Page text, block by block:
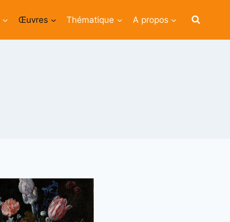
Œuvres Thématique A propos